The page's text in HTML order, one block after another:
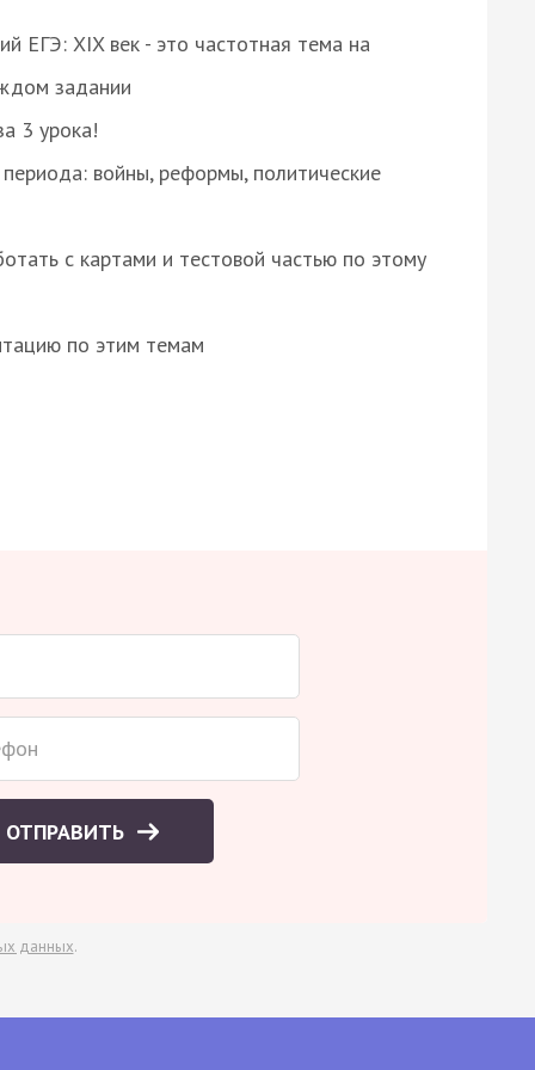
ЕГЭ: XIX век - это частотная тема на
задании
3 урока!
войны, реформы, политические
с картами и тестовой частью по этому
по этим темам
ОТПРАВИТЬ
данных.